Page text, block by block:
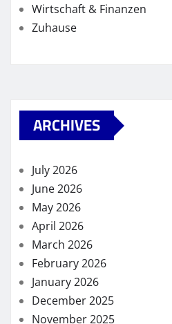
Wirtschaft & Finanzen
Zuhause
ARCHIVES
July 2026
June 2026
May 2026
April 2026
March 2026
February 2026
January 2026
December 2025
November 2025